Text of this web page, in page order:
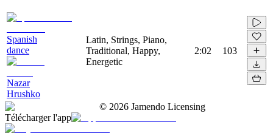
Spanish
dance
Nazar
Hrushko
Latin, Strings, Piano,
Traditional, Happy,
Energetic
2:02 103
© 2026 Jamendo Licensing
Télécharger l'app